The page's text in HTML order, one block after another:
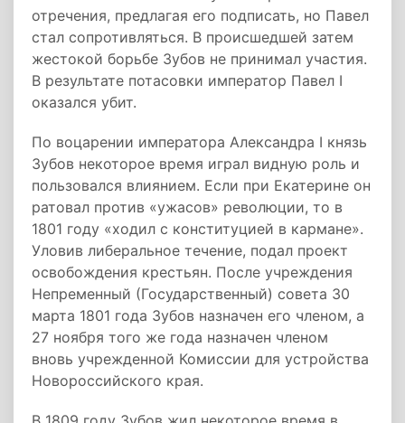
отречения, предлагая его подписать, но Павел
стал сопротивляться. В происшедшей затем
жестокой борьбе Зубов не принимал участия.
В результате потасовки император Павел I
оказался убит.
По воцарении императора Александра I князь
Зубов некоторое время играл видную роль и
пользовался влиянием. Если при Екатерине он
ратовал против «ужасов» революции, то в
1801 году «ходил с конституцией в кармане».
Уловив либеральное течение, подал проект
освобождения крестьян. После учреждения
Непременный (Государственный) совета 30
марта 1801 года Зубов назначен его членом, а
27 ноября того же года назначен членом
вновь учрежденной Комиссии для устройства
Новороссийского края.